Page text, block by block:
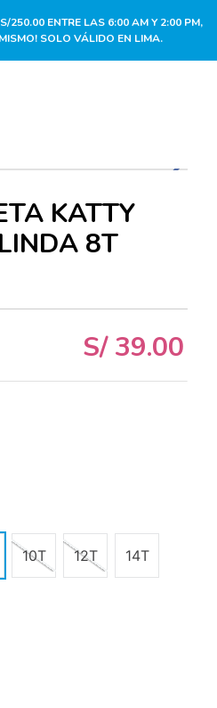
250.00 ENTRE LAS 6:00 AM Y 2:00 PM,
SOLO VÁLIDO EN LIMA.
KATTY
8T
S/ 39.00
10T 12T 14T